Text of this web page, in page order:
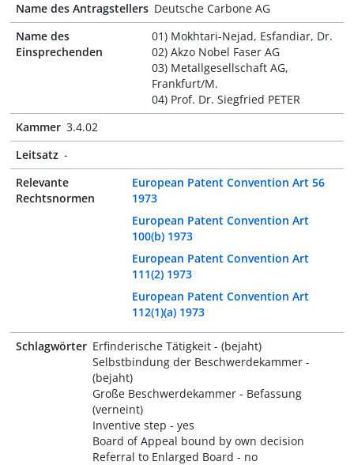
Name des Antragstellers Deutsche Carbone AG
Name des
Einsprechenden
01) Mokhtari-Nejad, Esfandiar, Dr.
02) Akzo Nobel Faser AG
03) Metallgesellschaft AG,
Frankfurt/M.
04) Prof. Dr. Siegfried PETER
Kammer 3.4.02
Leitsatz -
Relevante
Rechtsnormen
European Patent Convention Art 56
1973
European Patent Convention Art
100(b) 1973
European Patent Convention Art
111(2) 1973
European Patent Convention Art
112(1)(a) 1973
Schlagwörter Erfinderische Tätigkeit - (bejaht)
Selbstbindung der Beschwerdekammer -
(bejaht)
Große Beschwerdekammer - Befassung
(verneint)
Inventive step - yes
Board of Appeal bound by own decision
Referral to Enlarged Board - no